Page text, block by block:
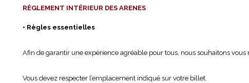
RÈGLEMENT INTÉRIEUR DES ARENES
• Règles essentielles
Afin de garantir une expérience agréable pour tous, nous souhaitons vous
Vous devez respecter l’emplacement indiqué sur votre billet.